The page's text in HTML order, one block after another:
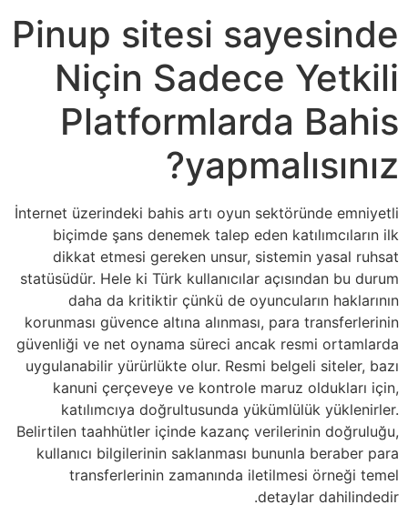
Pinup sitesi sayesinde
Niçin Sadece Yetkili
Platformlarda Bahis
yapmalısınız?
İnternet üzerindeki bahis artı oyun sektöründe emniyetli
biçimde şans denemek talep eden katılımcıların ilk
dikkat etmesi gereken unsur, sistemin yasal ruhsat
statüsüdür. Hele ki Türk kullanıcılar açısından bu durum
daha da kritiktir çünkü de oyuncuların haklarının
korunması güvence altına alınması, para transferlerinin
güvenliği ve net oynama süreci ancak resmi ortamlarda
uygulanabilir yürürlükte olur. Resmi belgeli siteler, bazı
kanuni çerçeveye ve kontrole maruz oldukları için,
katılımcıya doğrultusunda yükümlülük yüklenirler.
Belirtilen taahhütler içinde kazanç verilerinin doğruluğu,
kullanıcı bilgilerinin saklanması bununla beraber para
transferlerinin zamanında iletilmesi örneği temel
detaylar dahilindedir.